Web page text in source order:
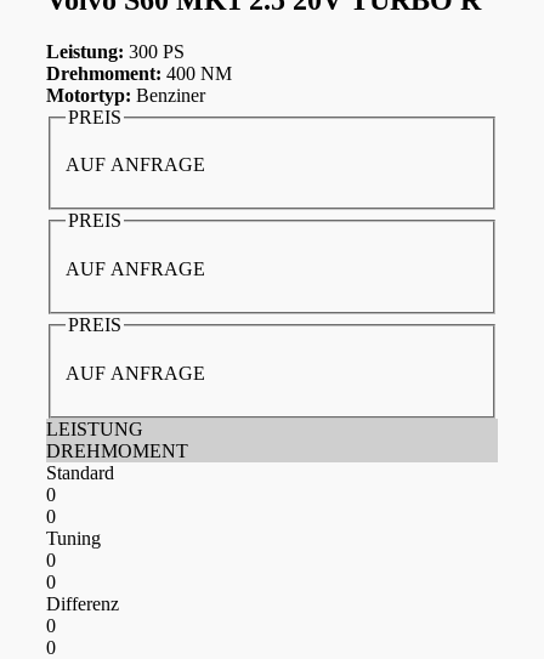
Leistung: 300 PS
Drehmoment: 400 NM
Motortyp: Benziner
PREIS
AUF ANFRAGE
PREIS
AUF ANFRAGE
PREIS
AUF ANFRAGE
LEISTUNG
DREHMOMENT
Standard
0
0
Tuning
0
0
Differenz
0
0